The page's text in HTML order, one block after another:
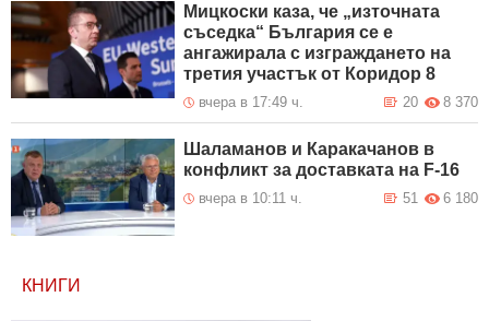
Мицкоски каза, че „източната
съседка“ България се е
ангажирала с изграждането на
третия участък от Коридор 8
вчера в 17:49 ч. 8 370
20
Шаламанов и Каракачанов в
конфликт за доставката на F-16
вчера в 10:11 ч. 6 180
51
КНИГИ